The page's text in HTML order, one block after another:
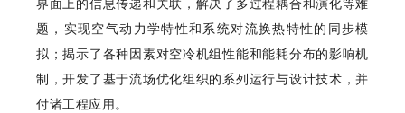
题，实现空气动力学特性和系统对流换热特性的同步模
拟；揭示了各种因素对空冷机组性能和能耗分布的影响机
制，开发了基于流场优化组织的系列运行与设计技术，并
付诸工程应用。